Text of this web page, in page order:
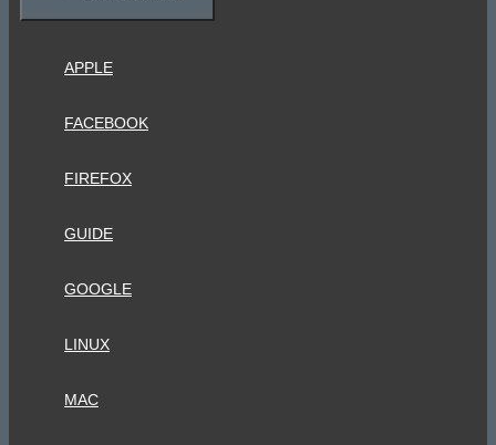
APPLE
FACEBOOK
FIREFOX
GUIDE
GOOGLE
LINUX
MAC